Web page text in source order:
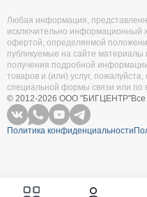
Любая информация,
исключительно информационный
офертой, определяемой
публикуемые на сайте
получения подробной
товаров и (или) услуг,
специальной формы связи или по
© 2012-2026 ООО "БИГЦЕНТР"
Политика конфиденциальности